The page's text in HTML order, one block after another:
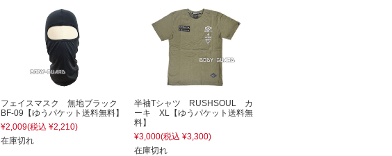
フェイスマスク 無地ブラック
BF-09【ゆうパケット送料無料】
¥2,009(税込 ¥2,210)
在庫切れ
半袖Tシャツ RUSHSOUL カ
ーキ XL【ゆうパケット送料無
料】
¥3,000(税込 ¥3,300)
在庫切れ